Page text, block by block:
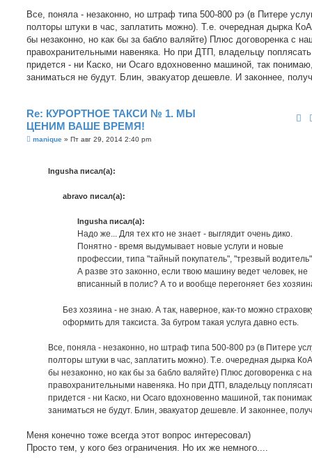
Все, поняла - незаконно, но штраф типа 500-800 рэ (в Питере
полторы штуки в час, заплатить можно). Т.е. очередная дырка
бы незаконно, но как бы за бабло валяйте) Плюс договоренка с
правохранительными навеняка. Но при ДТП, владельцу поплясать
придется - ни Каско, ни Осаго вдохновенно машиной, так
заниматься не будут. Блин, эвакуатор дешевле. И законнее,
Re: КУРОРТНОЕ ТАКСИ № 1. МЫ
ЦЕНИМ ВАШЕ ВРЕМЯ!
Сmanique » Пт авг 29, 2014 2:40 pm
Ingusha писал(а):
abravo писал(а):
Ingusha писал(а):
Надо же... Для тех кто не знает - выглядит очень дико.
Понятно - время выдумывает новые услуги и новые
профессии, типа "тайный покупатель", "трезвый
А разве это законно, если твою машину ведет человек, не
вписанный в полис? А то и вообще перегоняет без
Без хозяина - не знаю. А так, наверное, как-то можно
оформить для таксиста. За бугром такая услуга давно есть.
Все, поняла - незаконно, но штраф типа 500-800 рэ (в Питере
полторы штуки в час, заплатить можно). Т.е. очередная дырка
бы незаконно, но как бы за бабло валяйте) Плюс договоренка с
правохранительными навеняка. Но при ДТП, владельцу
придется - ни Каско, ни Осаго вдохновенно машиной, так
заниматься не будут. Блин, эвакуатор дешевле. И законнее,
Меня конечно тоже всегда этот вопрос интересовал)
Просто тем, у кого без ограничения. Но их же немного....